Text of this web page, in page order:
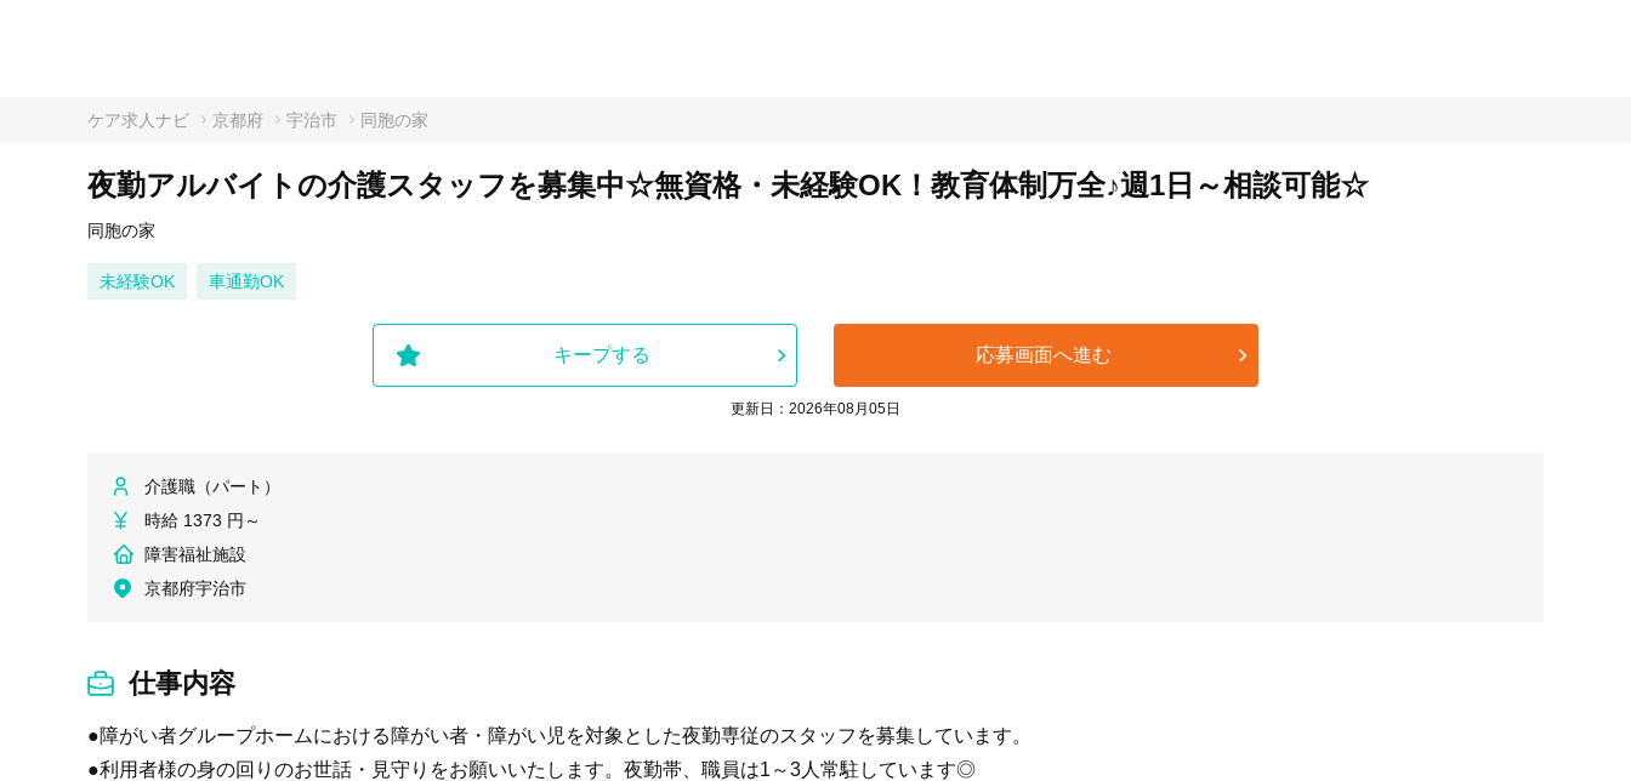
ケア求人ナビ 京都府 宇治市 同胞の家
夜勤アルバイトの介護スタッフを募集中☆無資格・未経験OK！教育体制万全♪週1日～相談可能☆
同胞の家
未経験OK 車通勤OK
キープする 応募画面へ進む
更新日：2026年08月05日
介護職（パート）
時給 1373 円～
障害福祉施設
京都府宇治市
仕事内容
●障がい者グループホームにおける障がい者・障がい児を対象とした夜勤専従のスタッフを募集しています。
●利用者様の身の回りのお世話・見守りをお願いいたします。夜勤帯、職員は1～3人常駐しています◎